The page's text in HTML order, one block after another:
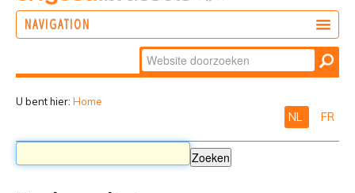
NAVIGATION
Zoek
Geavanceerd
U bent hier: Home
NL FR